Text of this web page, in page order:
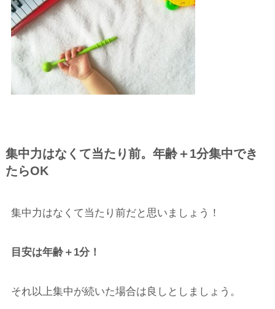
集中力はなくて当たり前。年齢＋1分集中でき
たらOK
集中力はなくて当たり前だと思いましょう！
目安は年齢＋1分！
それ以上集中が続いた場合は良しとしましょう。